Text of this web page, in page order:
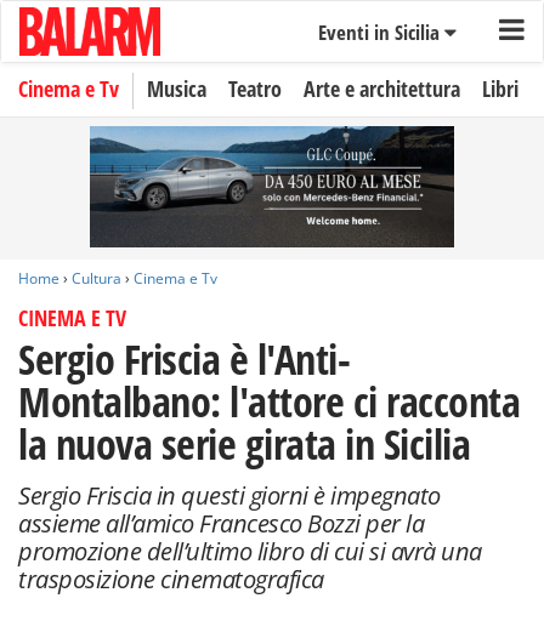
Eventi in Sicilia
Cinema e Tv Musica Teatro Arte e architettura Libri
Home › Cultura › Cinema e Tv
CINEMA E TV
Sergio Friscia è l'Anti-
Montalbano: l'attore ci racconta
la nuova serie girata in Sicilia
Sergio Friscia in questi giorni è impegnato
assieme all’amico Francesco Bozzi per la
promozione dell’ultimo libro di cui si avrà una
trasposizione cinematografica